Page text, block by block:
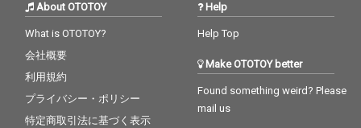
About OTOTOY
What is OTOTOY?
会社概要
利用規約
プライバシー・ポリシー
特定商取引法に基づく表示
Help
Help Top
Make OTOTOY better
Found something weird? Please
mail us